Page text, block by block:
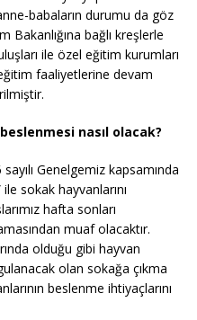
babaların durumu da göz
bağlı kreşlerle
ile özel eğitim kurumları
faaliyetlerine devam
nasıl olacak?
Genelgemiz kapsamında
sokak hayvanlarını
hafta sonları
muaf olacaktır.
olduğu gibi hayvan
olan sokağa çıkma
beslenme ihtiyaçlarını